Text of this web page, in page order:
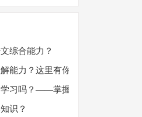
综合能力？
能力？这里有你需要知道的一切！
习吗？——掌握人生的关键一步
识？